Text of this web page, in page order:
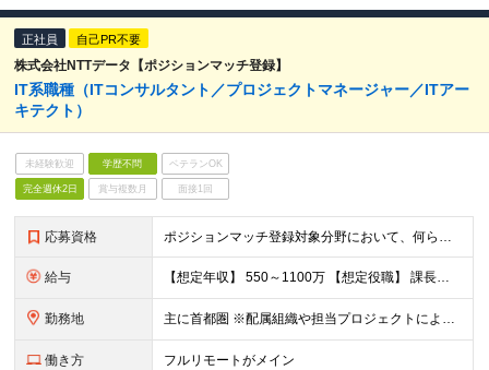
正社員 自己PR不要
株式会社NTTデータ【ポジションマッチ登録】
IT系職種（ITコンサルタント／プロジェクトマネージャー／ITアー
キテクト）
未経験歓迎 学歴不問 ベテランOK
完全週休2日 賞与複数月 面接1回
応募資格 ポジションマッチ登録対象分野において、何らかの知識・経験がある方 【活かせる経験・スキル】 下記いずれかの領域における何かしらの経験／スキル ・ITコンサルタント ・プロジェクトマネージャー ・I
給与 【想定年収】 550～1100万 【想定役職】 課長代理 主任 一般 ※これまでの経験・年齢などを考慮し、当社給与規則に基づき決定します。 ※残業手当 一般社員（定型勤務・フレックスタイム制）の
勤務地 主に首都圏 ※配属組織や担当プロジェクトにより異なります
働き方 フルリモートがメイン